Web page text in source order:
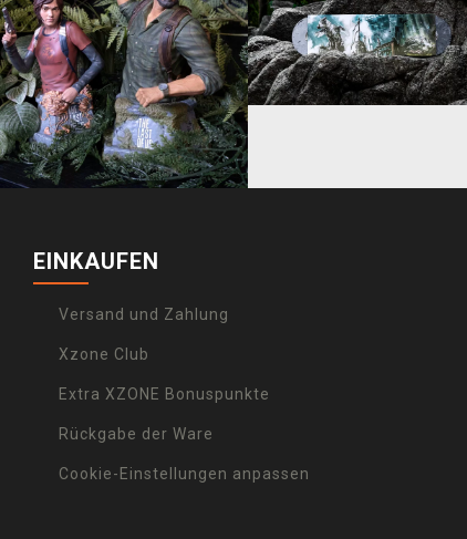
EINKAUFEN
Versand und Zahlung
Xzone Club
Extra XZONE Bonuspunkte
Rückgabe der Ware
Cookie-Einstellungen anpassen